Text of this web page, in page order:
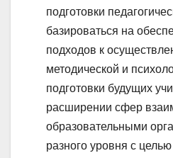
подготовки
базироваться на
подходов к
методической и
подготовки будущих
расширении сфер
образовательными
разного уровня с